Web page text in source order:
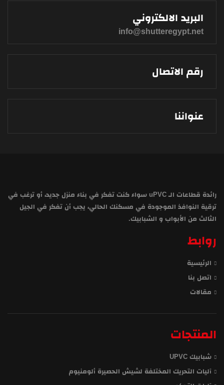
البريد الالكتروني
info@shutteregypt.net
رقم الاتصال
عنواننا
رائدة قطاعات الـ uPVC سواء كنت تفكر في بناء منزل جديد، أو ترغب في
ترقية النوافذ الموجودة في مسكنك الحالي، يجب أن تفكر في الجيل
الثالث من الأبواب و الشبابيك.
روابط
الرئيسية
اتصل بنا
مقالات
المنتجات
شبابيك UPVC
آليات التحريك المختلفة لشيش الحصيرة ألومنيوم